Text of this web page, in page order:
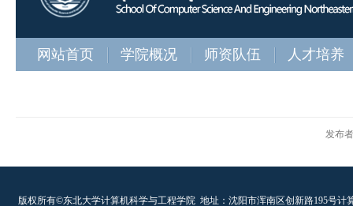
网站首页 学院概况 师资队伍 人才培养
发布
版权所有©东北大学计算机科学与工程学院 地址：沈阳市浑南区创新路195号计